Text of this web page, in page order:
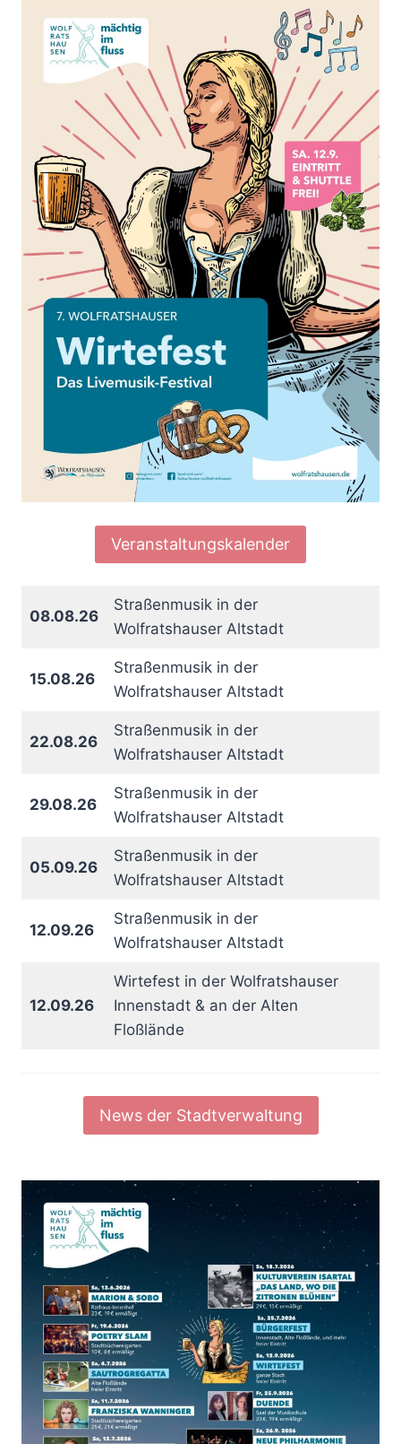
Veranstaltungskalender
08.08.26
Straßenmusik in der
Wolfratshauser Altstadt
15.08.26
Straßenmusik in der
Wolfratshauser Altstadt
22.08.26
Straßenmusik in der
Wolfratshauser Altstadt
29.08.26
Straßenmusik in der
Wolfratshauser Altstadt
05.09.26
Straßenmusik in der
Wolfratshauser Altstadt
12.09.26
Straßenmusik in der
Wolfratshauser Altstadt
12.09.26
Wirtefest in der Wolfratshauser
Innenstadt & an der Alten
Floßlände
News der Stadtverwaltung